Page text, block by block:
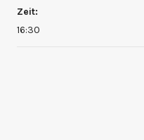
Zeit:
16:30